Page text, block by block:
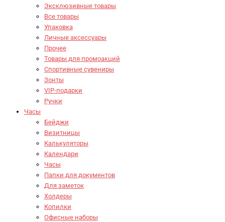
Эксклюзивные товары
Все товары
Упаковка
Личные аксессуары
Прочее
Товары для промоакций
Спортивные сувениры
Зонты
VIP-подарки
Ручки
Часы
Бейджи
Визитницы
Калькуляторы
Календари
Часы
Папки для документов
Для заметок
Холдеры
Копилки
Офисные наборы